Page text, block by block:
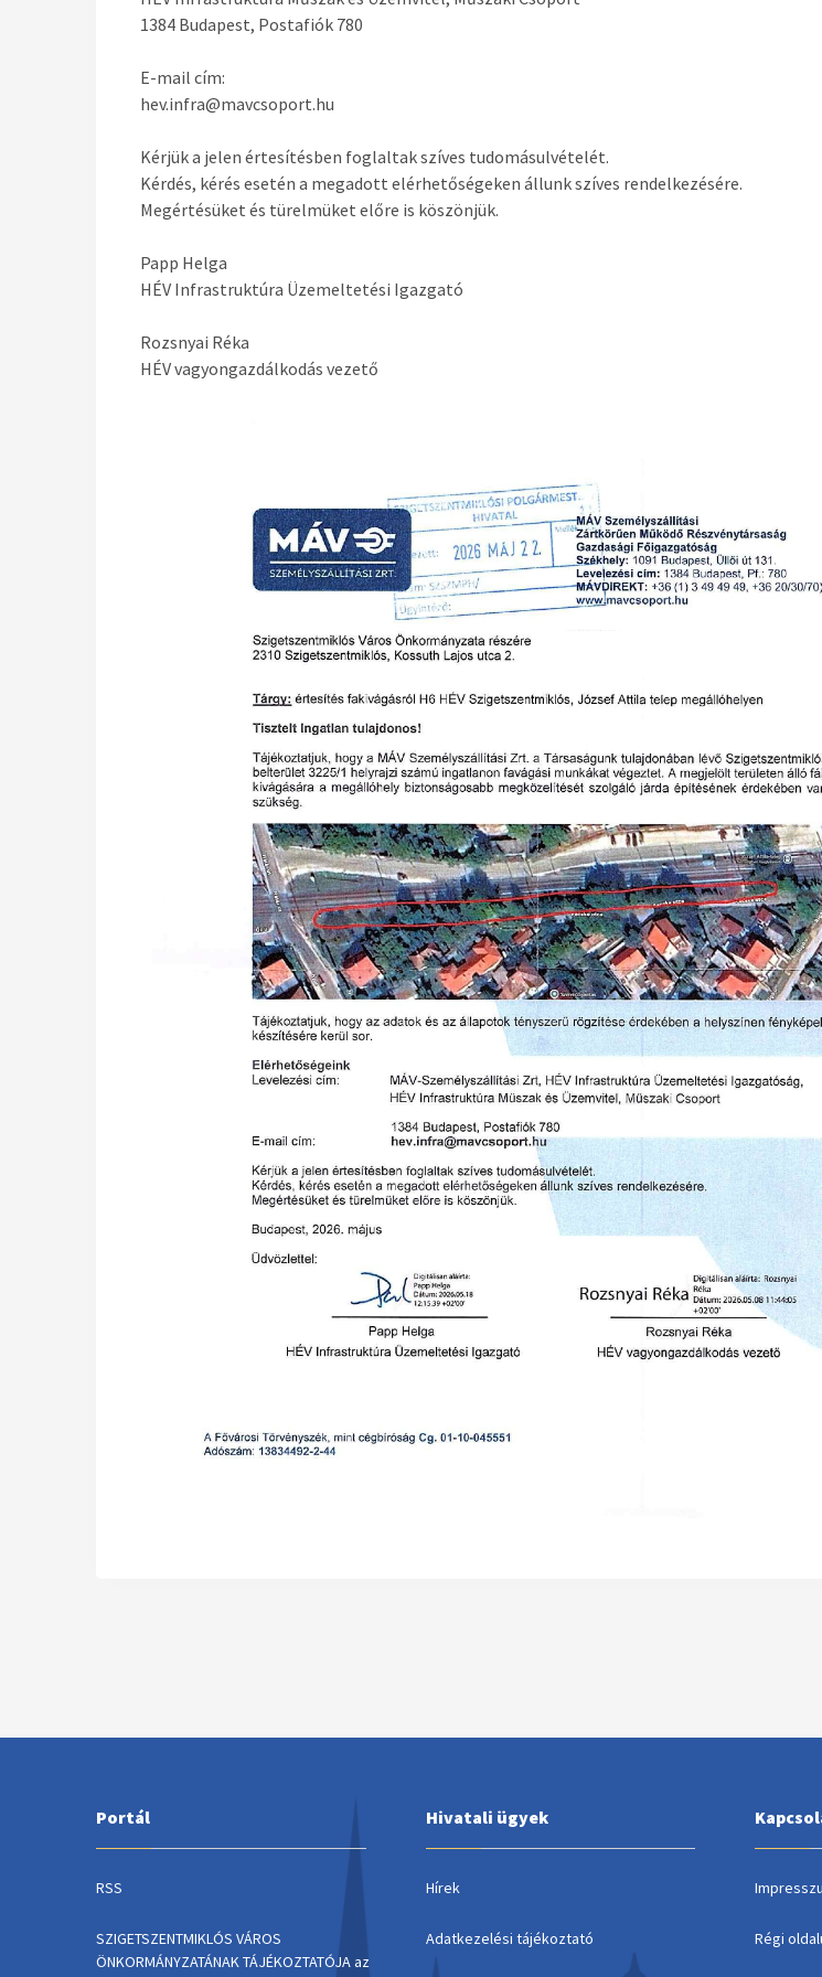
1384 Budapest, Postafiók 780
E-mail cím:
hev.infra@mavcsoport.hu
Kérjük a jelen értesítésben foglaltak szíves tudomásulvételét.
Kérdés, kérés esetén a megadott elérhetőségeken állunk szíves rendelkezésére.
Megértésüket és türelmüket előre is köszönjük.
Papp Helga
HÉV Infrastruktúra Üzemeltetési Igazgató
Rozsnyai Réka
HÉV vagyongazdálkodás vezető
Portál
RSS
SZIGETSZENTMIKLÓS VÁROS
ÖNKORMÁNYZATÁNAK TÁJÉKOZTATÓJA az
Hivatali ügyek
Hírek
Adatkezelési tájékoztató Régi